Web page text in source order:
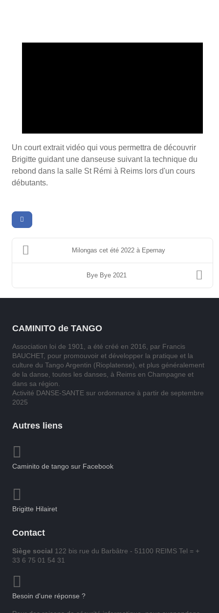
Un court extrait vidéo qui vous permettra de découvrir
Brigitte guidant une danseuse suivant la technique du
rebond dans la salle St Rémi à Reims lors d'un cours
débutants.
Milongas cet été 2022 à Epernay
Bye Bye 2021
CAMINITO de TANGO
Association loi de 1901, a été créé en 2016, par Francis
BAUCHET, pour promouvoir et développer la pratique et la
culture du Tango Argentin (Rioplatense), et plus généralement
de la danse, toutes les danses, à Reims en Champagne et
dans sa région.
Activité DANSE-SANTE sur ordonnance à partir de septembre
2025
Autres liens
Caminito de tango sur Facebook
Brigitte Hilairet
Contact
Siège social 122 bis rue du Barbâtre - 51100 REIMS Tel = +
33 6 75 01 54 31
Besoin d'une réponse ?